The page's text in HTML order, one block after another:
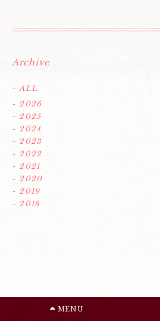
Archive
- ALL
- 2026
- 2025
- 2024
- 2023
- 2022
- 2021
- 2020
- 2019
- 2018
MENU